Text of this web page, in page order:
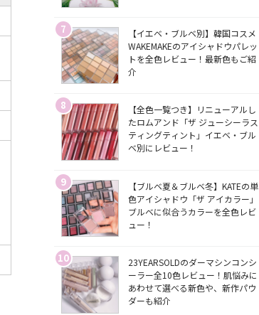
7
【イエベ・ブルベ別】韓国コスメ
WAKEMAKEのアイシャドウパレッ
トを全色レビュー！最新色もご紹
介
8
【全色一覧つき】リニューアルし
たロムアンド「ザ ジューシーラス
ティングティント」イエベ・ブル
ベ別にレビュー！
9
【ブルベ夏＆ブルベ冬】KATEの単
色アイシャドウ「ザ アイカラー」
ブルベに似合うカラーを全色レビ
ュー！
10
23YEARSOLDのダーマシンコンシ
ーラー全10色レビュー！肌悩みに
あわせて選べる新色や、新作パウ
ダーも紹介